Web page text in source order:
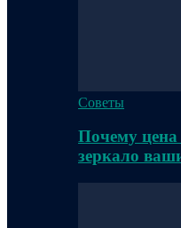
Советы
Почему
зеркало